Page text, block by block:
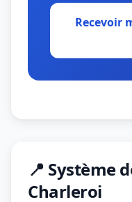
Recevoir
📍 Système
Charleroi